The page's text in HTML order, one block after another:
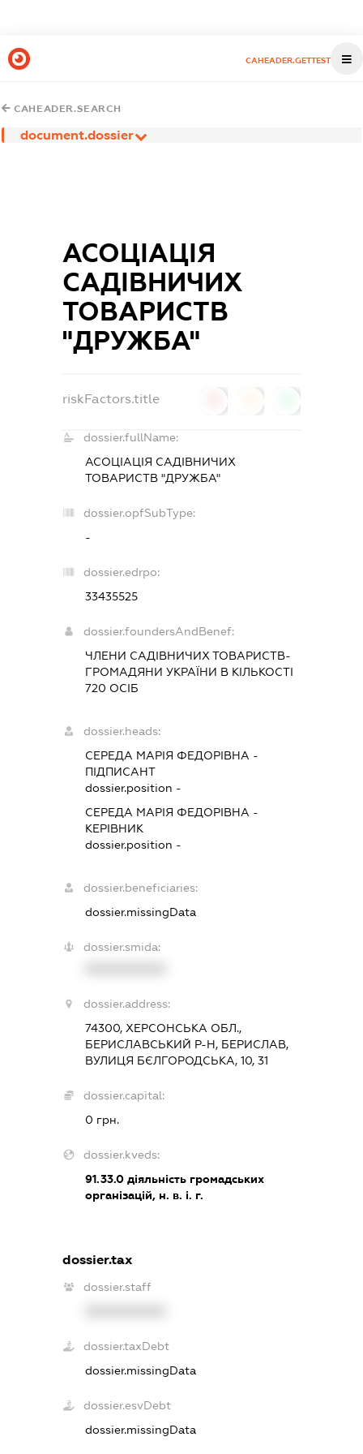
CAHEADER.GETTEST
CAHEADER.SEARCH
document.dossier
АСОЦІАЦІЯ
САДІВНИЧИХ
ТОВАРИСТВ
"ДРУЖБА"
riskFactors.title
dossier.fullName:
АСОЦІАЦІЯ САДІВНИЧИХ
ТОВАРИСТВ "ДРУЖБА"
dossier.opfSubType:
-
dossier.edrpo:
33435525
dossier.foundersAndBenef:
ЧЛЕНИ САДІВНИЧИХ ТОВАРИСТВ-
ГРОМАДЯНИ УКРАЇНИ В КІЛЬКОСТІ
720 ОСІБ
dossier.heads:
СЕРЕДА МАРІЯ ФЕДОРІВНА -
ПІДПИСАНТ
dossier.position -
СЕРЕДА МАРІЯ ФЕДОРІВНА -
КЕРІВНИК
dossier.position -
dossier.beneficiaries:
dossier.missingData
dossier.smida:
dossier.address:
74300, ХЕРСОНСЬКА ОБЛ.,
БЕРИСЛАВСЬКИЙ Р-Н, БЕРИСЛАВ,
ВУЛИЦЯ БЄЛГОРОДСЬКА, 10, 31
dossier.capital:
0 грн.
dossier.kveds:
91.33.0діяльність громадських
організацій, н. в. і. г.
dossier.tax
dossier.staff
dossier.taxDebt
dossier.missingData
dossier.esvDebt
dossier.missingData